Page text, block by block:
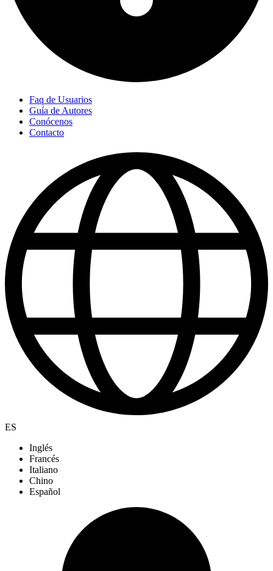
Faq de Usuarios
Guía de Autores
Conócenos
Contacto
ES
Inglés
Francés
Italiano
Chino
Español